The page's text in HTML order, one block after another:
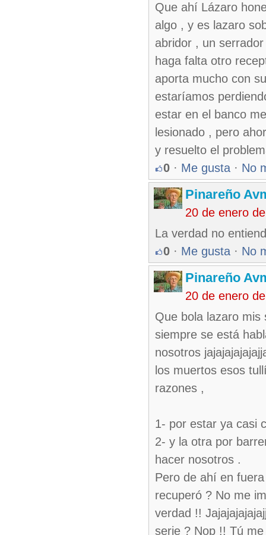
Que ahí Lázaro
algo , y es lazaro
abridor , un
haga falta otro
aporta mucho con
estaríamos
estar en el banco
lesionado , pero
y resuelto el
0 · Me gusta · No
Pinareño
20 de enero
La verdad no
0 · Me gusta · No
Pinareño
20 de enero
Que bola lazaro
siempre se está
nosotros
los muertos esos
razones ,
1- por estar ya casi
2- y la otra por
hacer nosotros .
Pero de ahí en
recuperó ? No me
verdad !!
serie ? Nop !! Tú